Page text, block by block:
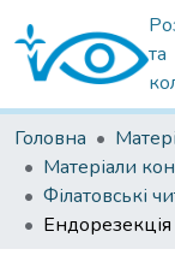
та
Головна
Філатовські